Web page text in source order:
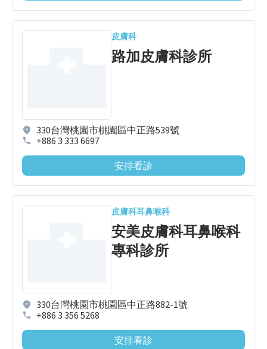
皮膚科
路加皮膚科診所
330台灣桃園市桃園區中正路539號
+886 3 333 6697
安排看診
皮膚科耳鼻喉科
安美皮膚科耳鼻喉科
專科診所
330台灣桃園市桃園區中正路882-1號
+886 3 356 5268
安排看診